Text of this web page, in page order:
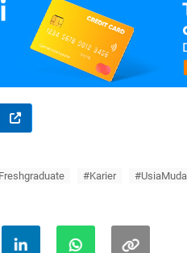
#Karier #UsiaMuda